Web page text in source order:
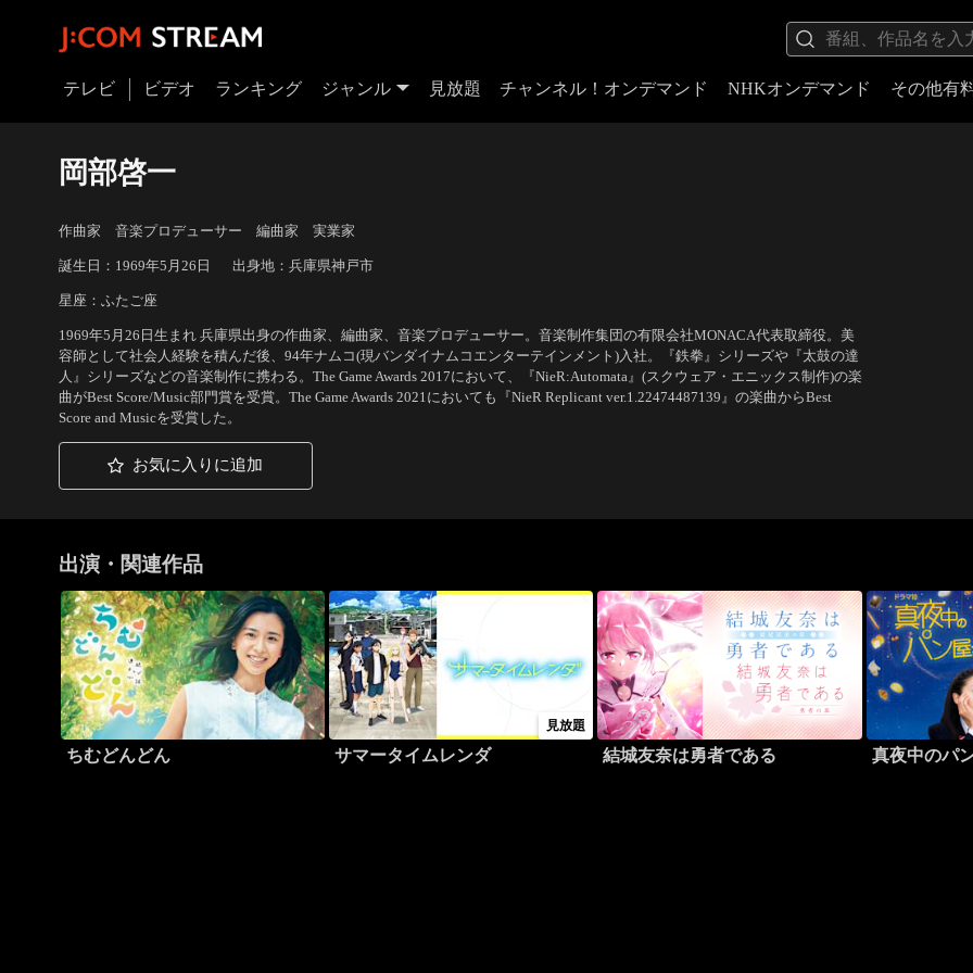
テレビ ビデオ ランキング ジャンル 見放題 チャンネル！オンデマンド NHKオンデマンド その他有
岡部啓一
作曲家 音楽プロデューサー 編曲家 実業家
誕生日：1969年5月26日 出身地：兵庫県神戸市
星座：ふたご座
1969年5月26日生まれ 兵庫県出身の作曲家、編曲家、音楽プロデューサー。音楽制作集団の有限会社MONACA代表取締役。美
容師として社会人経験を積んだ後、94年ナムコ(現バンダイナムコエンターテインメント)入社。『鉄拳』シリーズや『太鼓の達
人』シリーズなどの音楽制作に携わる。The Game Awards 2017において、『NieR:Automata』(スクウェア・エニックス制作)の楽
曲がBest Score/Music部門賞を受賞。The Game Awards 2021においても『NieR Replicant ver.1.22474487139』の楽曲からBest
Score and Musicを受賞した。
お気に入りに追加
出演・関連作品
ちむどんどん
見放題
サマータイムレンダ 結城友奈は勇者である 真夜中のパ